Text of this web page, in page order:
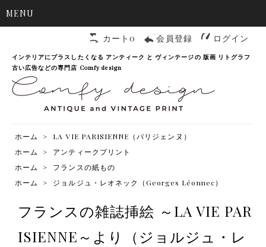
MENU
カート0 会員登録 ログイン
インテリアにプラスしたくなる アンティーク と ヴィンテージの 版画 リトグラフ
古い広告などの専門店 Comfy design
ホーム >
LA VIE PARISIENNE（パリジェンヌ）
ホーム
>
アンティークプリント
ホーム
>
フランスの紙もの
ホーム
> ジョルジュ・レオネック（Georges Léonnec）
フランスの雑誌挿絵 ～LA VIE PAR
ISIENNE～より（ジョルジュ・レ